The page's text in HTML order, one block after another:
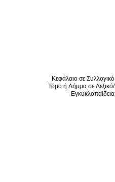
Κεφάλαιο σε Συλλογικό
Τόμο ή Λήμμα σε Λεξικό/
Εγκυκλοπαίδεια